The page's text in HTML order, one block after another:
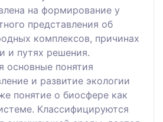
на формирование у
представления об
комплексов, причинах
и путях решения.
основные понятия
и развитие экологии
понятие о биосфере как
Классифицируются